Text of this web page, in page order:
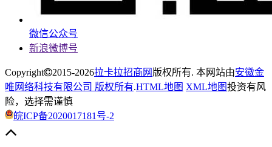
微信公众号
新浪微博号
Copyright 2015-2026拉卡拉招商网 版权所有. 本网站由安徽金
唯网络科技有限公司 版权所有.HTML地图 XML地图投资有风
险，选择需谨慎
皖ICP备2020017181号-2